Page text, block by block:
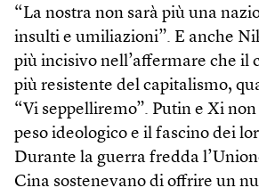
“La nostra non sarà più una
insulti e umiliazioni”. E anche
più incisivo nell’affermare che il
più resistente del capitalismo,
“Vi seppelliremo”. Putin e Xi
peso ideologico e il fascino dei
Durante la guerra fredda
Cina sostenevano di offrire un